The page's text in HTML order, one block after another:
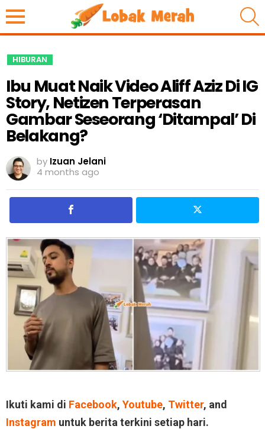
HIBURAN
Ibu Muat Naik Video Aliff Aziz Di IG
Story, Netizen Terperasan
Gambar Seseorang ‘Ditampal’ Di
Belakang?
by Izuan Jelani
4 months ago
Ikuti kami di Facebook, Youtube, Twitter, and
Instagram untuk berita terkini setiap hari.